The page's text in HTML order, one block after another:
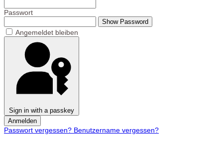
Passwort
Show Password
Angemeldet bleiben
Sign in with a passkey
Anmelden
Passwort vergessen? Benutzername vergessen?